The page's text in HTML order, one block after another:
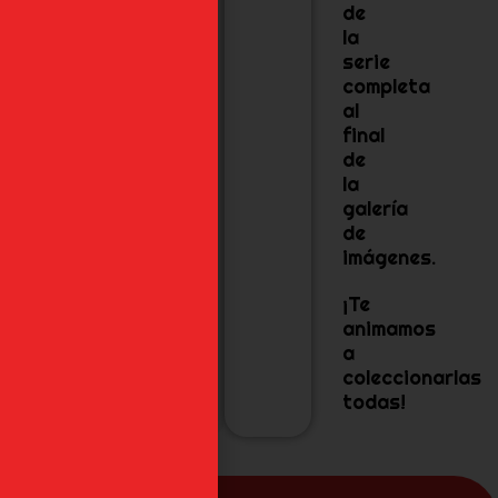
de
la
serie
completa
al
final
de
la
galería
de
imágenes.
¡Te
animamos
a
coleccionarlas
todas!